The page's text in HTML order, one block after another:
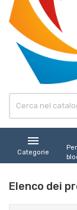

Categorie
Elenco dei